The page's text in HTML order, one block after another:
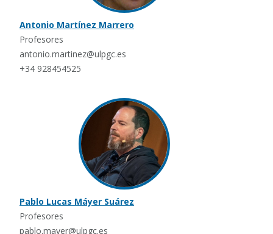
Antonio Martínez Marrero
Profesores
antonio.martinez@ulpgc.es
+34 928454525
Pablo Lucas Máyer Suárez
Profesores
pablo.mayer@ulpgc.es